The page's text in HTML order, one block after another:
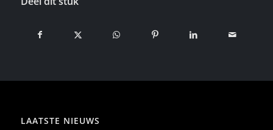
LAATSTE NIEUWS